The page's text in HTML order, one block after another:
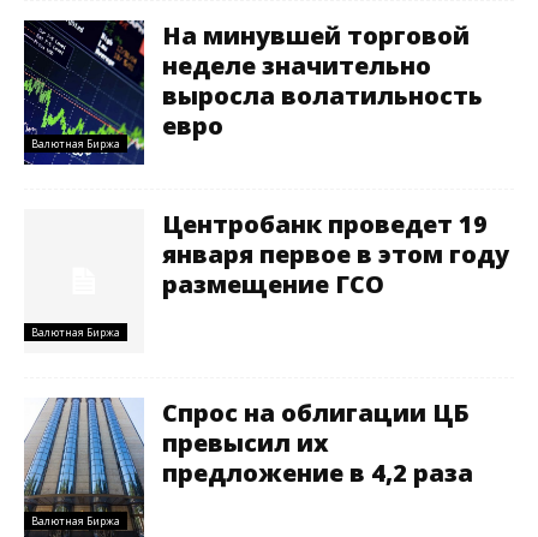
Валютная Биржа
На минувшей торговой
неделе значительно
выросла волатильность
евро
Валютная Биржа
Центробанк проведет 19
января первое в этом году
размещение ГСО
Валютная Биржа
Спрос на облигации ЦБ
превысил их
предложение в 4,2 раза